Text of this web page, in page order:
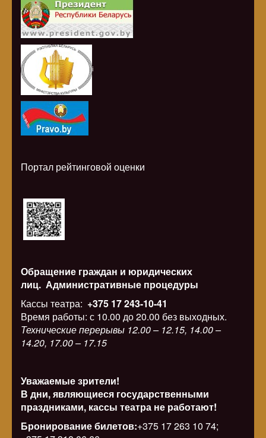
i
Портал рейтинговой оценки
Обращение граждан и юридических
лиц. Административные процедуры
Кассы театра: +375 17 243-10-41
Время работы: с 10.00 до 20.00 без выходных.
Технические перерывы 12.00 – 12.15, 14.00 –
14.20, 17.00 – 17.15
Уважаемые зрители!
В дни, являющиеся государственными
праздниками, кассы театра не работают!
Бронирование билетов:+375 17 263 10 74;